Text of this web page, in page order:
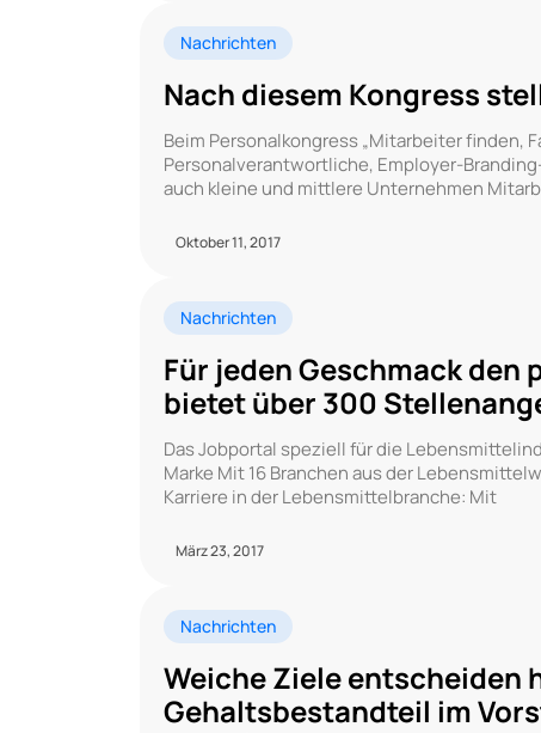
Nachrichten
Nach diesem Kongress
Beim Personalkongress „Mitarbeiter finden,
Personalverantwortliche, Employer-
auch kleine und mittlere Unternehmen
Oktober 11, 2017
Nachrichten
Für jeden Geschmack den
bietet über 300
Das Jobportal speziell für die
Marke Mit 16 Branchen aus der
Karriere in der Lebensmittelbranche: Mit
März 23, 2017
Nachrichten
Weiche Ziele entscheiden
Gehaltsbestandteil im